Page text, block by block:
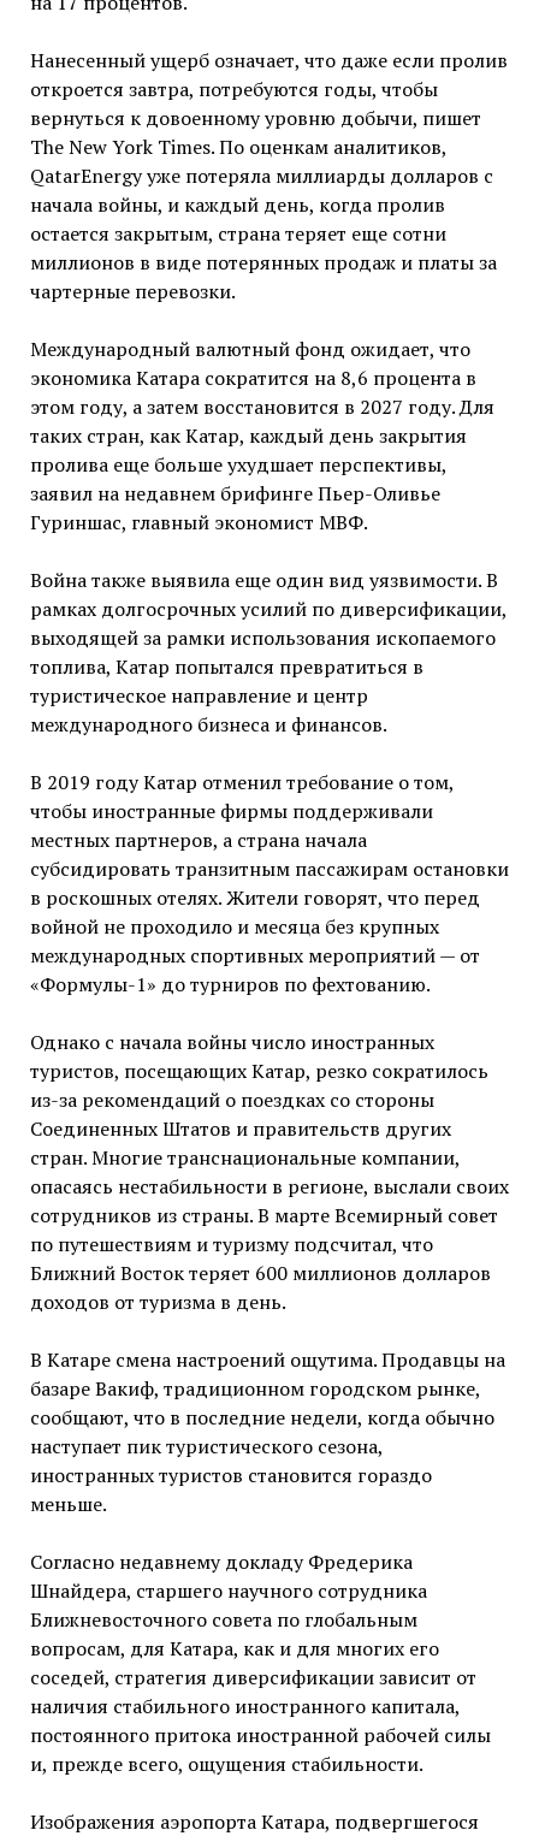
Нанесенный ущерб означает, что даже если пролив
откроется завтра, потребуются годы, чтобы
вернуться к довоенному уровню добычи, пишет
The New York Times. По оценкам аналитиков,
QatarEnergy уже потеряла миллиарды долларов с
начала войны, и каждый день, когда пролив
остается закрытым, страна теряет еще сотни
миллионов в виде потерянных продаж и платы за
чартерные перевозки.
Международный валютный фонд ожидает, что
экономика Катара сократится на 8,6 процента в
этом году, а затем восстановится в 2027 году. Для
таких стран, как Катар, каждый день закрытия
пролива еще больше ухудшает перспективы,
заявил на недавнем брифинге Пьер-Оливье
Гуриншас, главный экономист МВФ.
Война также выявила еще один вид уязвимости. В
рамках долгосрочных усилий по диверсификации,
выходящей за рамки использования ископаемого
топлива, Катар попытался превратиться в
туристическое направление и центр
международного бизнеса и финансов.
В 2019 году Катар отменил требование о том,
чтобы иностранные фирмы поддерживали
местных партнеров, а страна начала
субсидировать транзитным пассажирам остановки
в роскошных отелях. Жители говорят, что перед
войной не проходило и месяца без крупных
международных спортивных мероприятий — от
«Формулы-1» до турниров по фехтованию.
Однако с начала войны число иностранных
туристов, посещающих Катар, резко сократилось
из-за рекомендаций о поездках со стороны
Соединенных Штатов и правительств других
стран. Многие транснациональные компании,
опасаясь нестабильности в регионе, выслали своих
сотрудников из страны. В марте Всемирный совет
по путешествиям и туризму подсчитал, что
Ближний Восток теряет 600 миллионов долларов
доходов от туризма в день.
В Катаре смена настроений ощутима. Продавцы на
базаре Вакиф, традиционном городском рынке,
сообщают, что в последние недели, когда обычно
наступает пик туристического сезона,
иностранных туристов становится гораздо
меньше.
Согласно недавнему докладу Фредерика
Шнайдера, старшего научного сотрудника
Ближневосточного совета по глобальным
вопросам, для Катара, как и для многих его
соседей, стратегия диверсификации зависит от
наличия стабильного иностранного капитала,
постоянного притока иностранной рабочей силы
и, прежде всего, ощущения стабильности.
Изображения аэропорта Катара, подвергшегося